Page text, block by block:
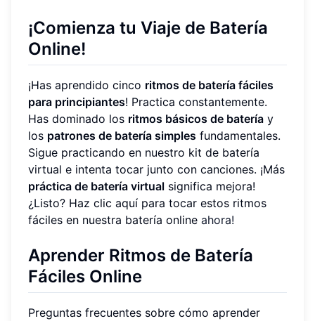
¡Comienza tu Viaje de Batería
Online!
¡Has aprendido cinco ritmos de batería fáciles
para principiantes! Practica constantemente.
Has dominado los ritmos básicos de batería y
los patrones de batería simples fundamentales.
Sigue practicando en nuestro kit de batería
virtual e intenta tocar junto con canciones. ¡Más
práctica de batería virtual significa mejora!
¿Listo? Haz clic aquí para tocar estos ritmos
fáciles en nuestra batería online ahora!
Aprender Ritmos de Batería
Fáciles Online
Preguntas frecuentes sobre cómo aprender